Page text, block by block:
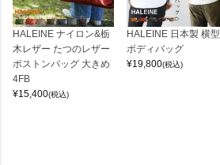
HALEINE ナイロン&栃
木レザー たつのレザー
ボストンバッグ 大きめ
4FB
¥15,400(税込)
HALEINE 日本製 横型
ボディバッグ
¥19,800(税込)